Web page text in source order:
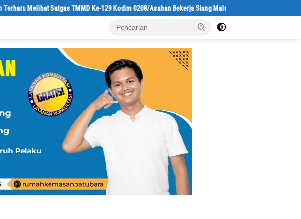
Satgas TMMD Ke-129 Kodim 0208/Asahan Bekerja Siang Malam Demi Renovasi Mushollah Al